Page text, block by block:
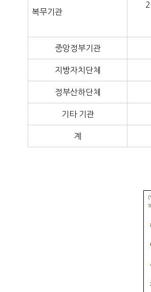
복무기관
중앙정부기관
지방자치단체
정부산하단체
기타 기관
계